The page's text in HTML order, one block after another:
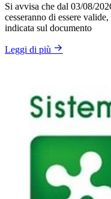
Si avvisa che dal 03/08/
cesseranno di essere
indicata sul documento
Leggi di più